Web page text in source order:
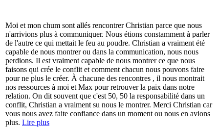
Moi et mon chum sont allés rencontrer Christian parce que nous
n'arrivions plus à communiquer. Nous étions constamment à parler
de l'autre ce qui mettait le feu au poudre. Christian a vraiment été
capable de nous montrer ou dans la communication, nous nous
perdions. Il est vraiment capable de nous montrer ce que nous
faisons qui crée le conflit et comment chacun nous pouvons faire
pour ne plus le créer. À chacune des rencontres , il nous montrait
nos ressources à moi et Max pour retrouver la paix dans notre
relation. On dit souvent que c'est 50, 50 la responsabilité dans un
conflit, Christian a vraiment su nous le montrer. Merci Christian car
vous nous avez faite confiance dans un moment ou nous en avions
plus. Lire plus